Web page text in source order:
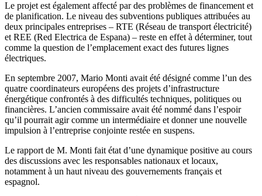
Le projet est également affecté par des problèmes de financement et
de planification. Le niveau des subventions publiques attribuées au
deux principales entreprises – RTE (Réseau de transport électricité)
et REE (Red Electrica de Espana) – reste en effet à déterminer, tout
comme la question de l’emplacement exact des futures lignes
électriques.
En septembre 2007, Mario Monti avait été désigné comme l’un des
quatre coordinateurs européens des projets d’infrastructure
énergétique confrontés à des difficultés techniques, politiques ou
financières. L’ancien commissaire avait été nommé dans l’espoir
qu’il pourrait agir comme un intermédiaire et donner une nouvelle
impulsion à l’entreprise conjointe restée en suspens.
Le rapport de M. Monti fait état d’une dynamique positive au cours
des discussions avec les responsables nationaux et locaux,
notamment à un haut niveau des gouvernements français et
espagnol.